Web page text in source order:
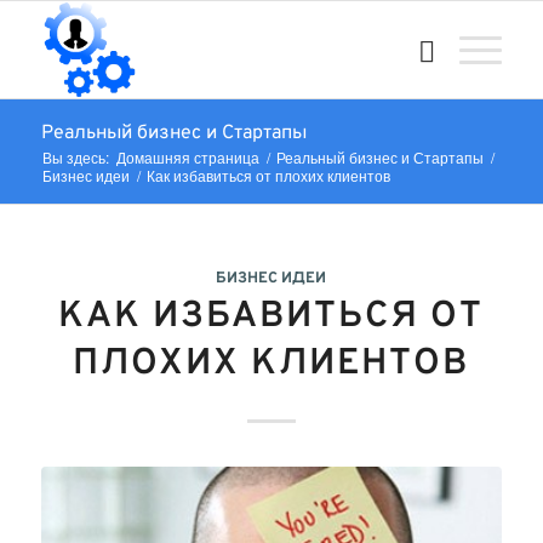
Реальный бизнес и Стартапы
Вы здесь: Домашняя страница / Реальный бизнес и Стартапы /
Бизнес идеи / Как избавиться от плохих клиентов
БИЗНЕС ИДЕИ
КАК ИЗБАВИТЬСЯ ОТ
ПЛОХИХ КЛИЕНТОВ